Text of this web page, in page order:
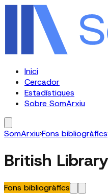
Inici
Cercador
Estadístiques
Sobre SomArxiu
SomArxiu›Fons bibliogràfics
British Library
Fons bibliogràfics